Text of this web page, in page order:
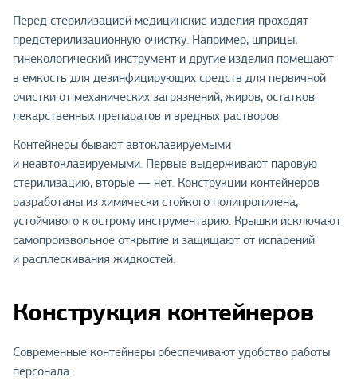
Перед стерилизацией медицинские изделия проходят
предстерилизационную очистку. Например, шприцы,
гинекологический инструмент и другие изделия помещают
в емкость для дезинфицирующих средств для первичной
очистки от механических загрязнений, жиров, остатков
лекарственных препаратов и вредных растворов.
Контейнеры бывают автоклавируемыми
и неавтоклавируемыми. Первые выдерживают паровую
стерилизацию, вторые — нет. Конструкции контейнеров
разработаны из химически стойкого полипропилена,
устойчивого к острому инструментарию. Крышки исключают
самопроизвольное открытие и защищают от испарений
и расплескивания жидкостей.
Конструкция контейнеров
Современные контейнеры обеспечивают удобство работы
персонала: